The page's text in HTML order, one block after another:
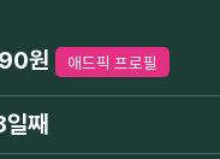
원 애드픽 프로필
째